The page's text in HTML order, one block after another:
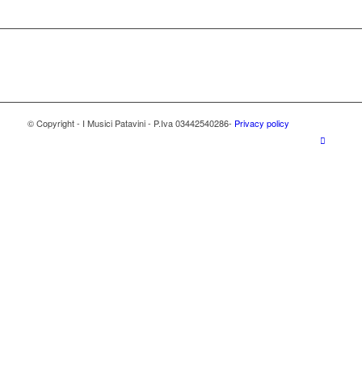
© Copyright - I Musici Patavini - P.Iva 03442540286- Privacy policy